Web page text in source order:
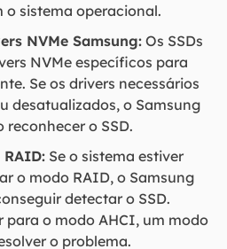
sistema operacional.
NVMe Samsung:Os SSDs
NVMe específicos para
Se os drivers necessários
desatualizados, o Samsung
o SSD.
Se o sistema estiver
o modo RAID, o Samsung
detectar o SSD.
para o modo AHCI, um modo
o problema.